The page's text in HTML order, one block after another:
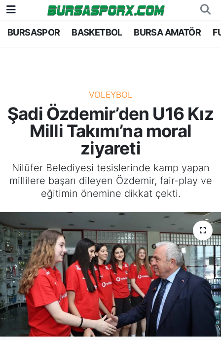
BURSASPOR BASKETBOL BURSA AMATÖR
VOLEYBOL
Şadi Özdemir’den U16 Kız
Milli Takımı’na moral
ziyareti
Nilüfer Belediyesi tesislerinde kamp yapan
millilere başarı dileyen Özdemir, fair-play ve
eğitimin önemine dikkat çekti.
Bursaspor
Bursa Amatör
Hentbol
Voleybol
Genel
Bursa Nöbetçi Eczaneler
Bursa Trafik Yoğunluk Haritası
TFF 1.Lig Puan Durumu ve Fikstür
Tüm Manşetler
Son Dakika Haberleri
Haber Arşivi